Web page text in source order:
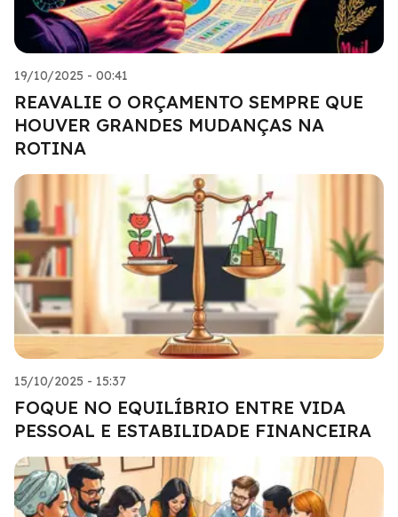
19/10/2025 - 00:41
REAVALIE O ORÇAMENTO SEMPRE QUE
HOUVER GRANDES MUDANÇAS NA
ROTINA
15/10/2025 - 15:37
FOQUE NO EQUILÍBRIO ENTRE VIDA
PESSOAL E ESTABILIDADE FINANCEIRA